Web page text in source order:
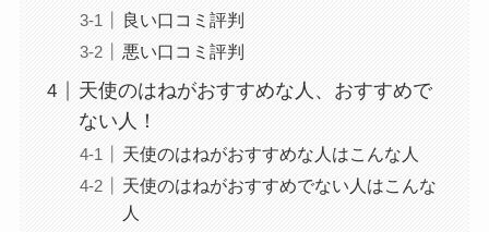
良い口コミ評判
悪い口コミ評判
天使のはねがおすすめな人、おすすめで
ない人！
天使のはねがおすすめな人はこんな人
天使のはねがおすすめでない人はこんな
人